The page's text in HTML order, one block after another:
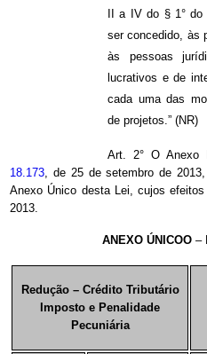
II a IV do § 1°
ser concedido, às
às pessoas
lucrativos e de
cada uma das
de projetos.” (NR)
Art. 2° O Anexo
18.173, de 25 de setembro de
Anexo Único desta Lei, cujos
2013.
ANEXO ÚNICOO–
Redução – Crédito Tributário
Imposto e Penalidade
Pecuniária